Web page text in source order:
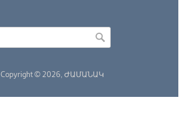
Copyright © 2026, ԺԱՄԱՆԱԿ